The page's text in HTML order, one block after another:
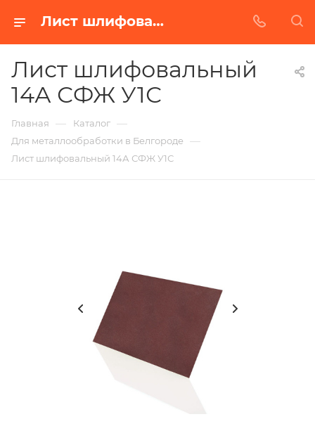
Лист шлифовальный 14А СФЖ У1С в Белгороде | Купить по недорогой цене от Абразивного Завода
Лист шлифовальный
14А СФЖ У1С
Главная — Каталог —
Для металлообработки в Белгороде —
Лист шлифовальный 14А СФЖ У1С